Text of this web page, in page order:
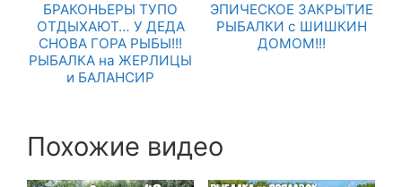
БРАКОНЬЕРЫ ТУПО
ОТДЫХАЮТ… У ДЕДА
СНОВА ГОРА РЫБЫ!!!
РЫБАЛКА на ЖЕРЛИЦЫ
и БАЛАНСИР
ЭПИЧЕСКОЕ ЗАКРЫТИЕ
РЫБАЛКИ с ШИШКИН
ДОМОМ!!!
Похожие видео